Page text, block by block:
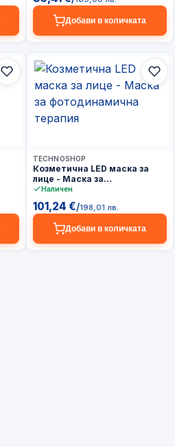
Добави в количката
3–5 дни
TECHNOSHOP
Козметична LED маска за
лице - Маска за
фотодинамична терапия
Наличен
101,24 €/198,01 лв.
Добави в количката